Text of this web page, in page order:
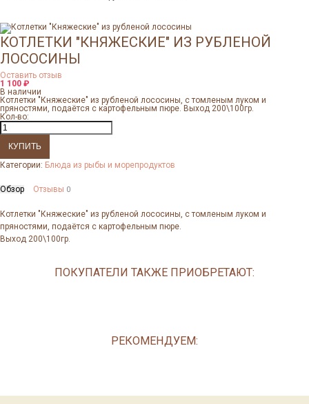
КОТЛЕТКИ "КНЯЖЕСКИЕ" ИЗ РУБЛЕНОЙ
ЛОСОСИНЫ
Оставить отзыв
1 100 ₽
В наличии
Котлетки "Княжеские" из рубленой лососины, с томленым луком и
пряностями, подаётся с картофельным пюре. Выход 200\100гр.
Кол-во:
Категории: Блюда из рыбы и морепродуктов
Обзор Отзывы 0
Котлетки "Княжеские" из рубленой лососины, с томленым луком и
пряностями, подаётся с картофельным пюре.
Выход 200\100гр.
ПОКУПАТЕЛИ ТАКЖЕ ПРИОБРЕТАЮТ:
РЕКОМЕНДУЕМ: